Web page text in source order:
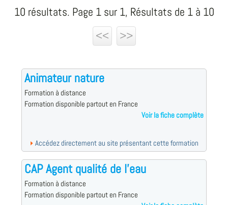
10 résultats. Page 1 sur 1, Résultats de 1 à 10
<<
>>
Animateur nature
Formation à distance
Formation disponible partout en France
Voir la fiche complète
Accédez directement au site présentant cette formation
CAP Agent qualité de l'eau
Formation à distance
Formation disponible partout en France